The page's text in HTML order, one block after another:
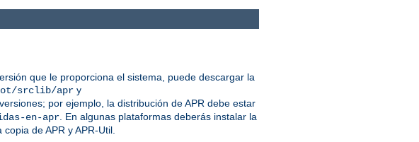
que le proporciona el sistema, puede descargar la
srclib/apr y
por ejemplo, la distribución de APR debe estar
en-apr . En algunas plataformas deberás instalar la
de APR y APR-Util.